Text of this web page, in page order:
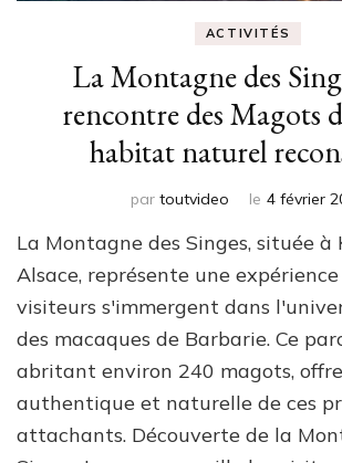
ACTIVITÉS
La Montagne des
rencontre des Magots
habitat naturel
par toutvideo le 4 février
La Montagne des Singes, située à
Alsace, représente une
visiteurs s'immergent dans
des macaques de Barbarie. Ce
abritant environ 240 magots,
authentique et naturelle de ces
attachants. Découverte de la